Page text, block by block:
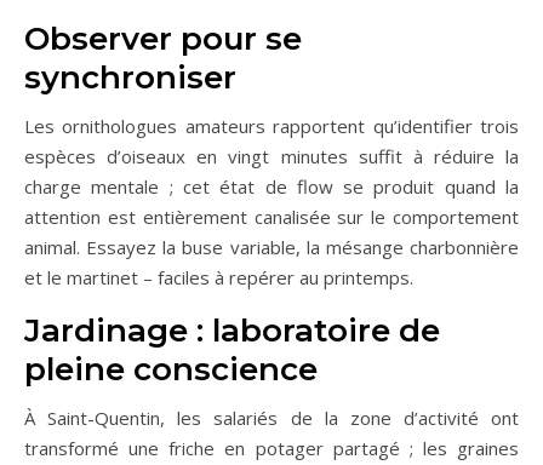
Observer pour se
synchroniser
Les ornithologues amateurs rapportent qu’identifier trois
espèces d’oiseaux en vingt minutes suffit à réduire la
charge mentale ; cet état de flow se produit quand la
attention est entièrement canalisée sur le comportement
animal. Essayez la buse variable, la mésange charbonnière
et le martinet – faciles à repérer au printemps.
Jardinage : laboratoire de
pleine conscience
À Saint-Quentin, les salariés de la zone d’activité ont
transformé une friche en potager partagé ; les graines